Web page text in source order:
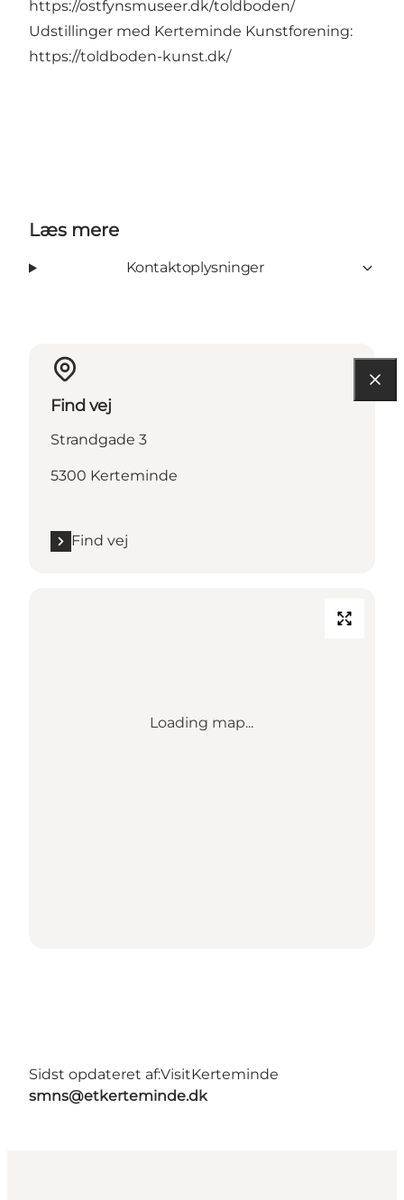
https://ostfynsmuseer.dk/toldboden/
Udstillinger med Kerteminde Kunstforening:
https://toldboden-kunst.dk/
Læs mere
Kontaktoplysninger
Find vej
Strandgade 3
5300 Kerteminde
Find vej
Loading map...
Sidst opdateret af:VisitKerteminde
smns@etkerteminde.dk